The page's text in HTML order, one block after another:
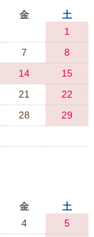
金
土
1
7
8
14
15
21
22
28
29
金
土
4
5